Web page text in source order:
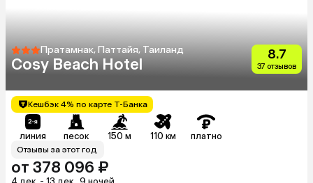
Пратамнак, Паттайя, Таиланд
Cosy Beach Hotel
8.7
37 отзывов
Кешбэк 4% по карте Т-Банка
линия песок 150 м 110 км платно
Отзывы за этот год
от 378 096 ₽